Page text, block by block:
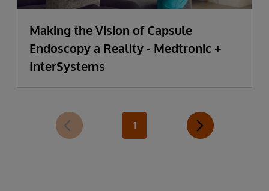
Making the Vision of Capsule
Endoscopy a Reality - Medtronic +
InterSystems
1